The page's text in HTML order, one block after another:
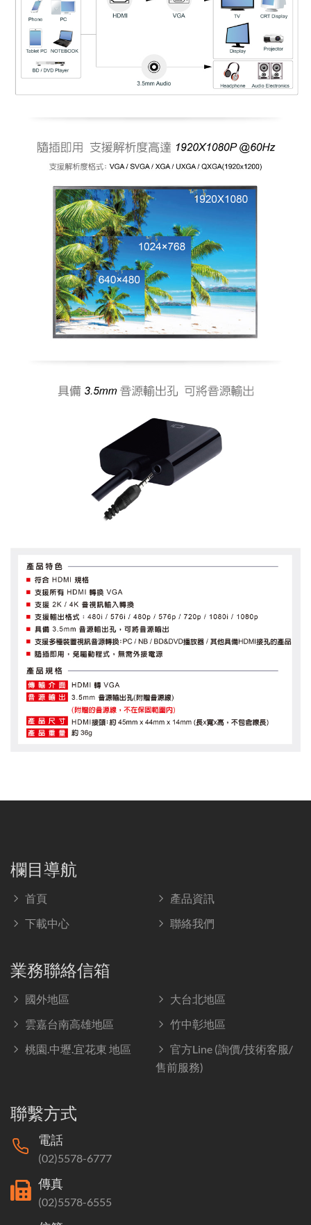
欄目導航
首頁
產品資訊
下載中心
聯絡我們
業務聯絡信箱
國外地區
大台北地區
雲嘉台南高雄地區
竹中彰地區
桃園.中壢.宜花東 地區
官方Line (詢價/技術客服/
售前服務)
聯繫方式
電話
(02)5578-6777
傳真
(02)5578-6555